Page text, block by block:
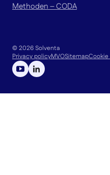
Methoden – CODA
© 2026 Solventa
Privacy policyMVOSitemap